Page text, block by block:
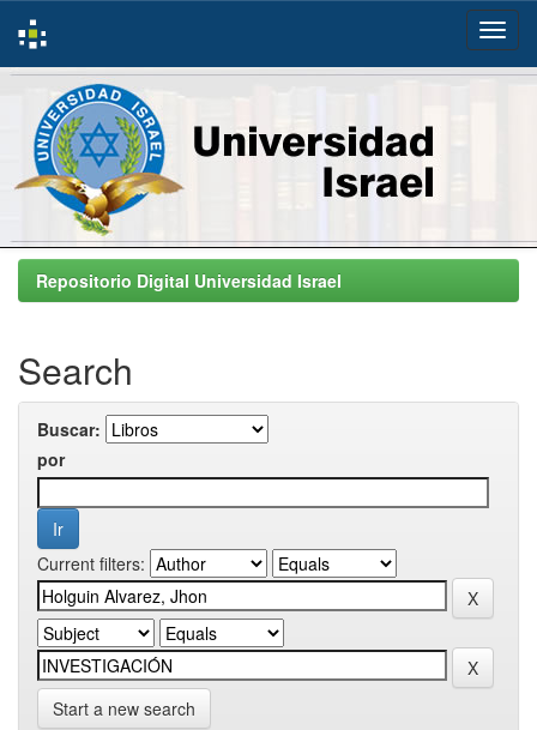
Skip
navigationRepositorio Digital Universidad Israel
Search
Buscar:
por
Current filters:
Start a new search